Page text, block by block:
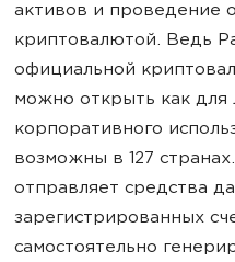
активов и проведение
криптовалютой. Ведь
официальной
можно открыть как для
корпоративного
возможны в 127
отправляет средства
зарегистрированных
самостоятельно